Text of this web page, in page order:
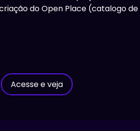
do Open Place (catalogo
Acesse e veja